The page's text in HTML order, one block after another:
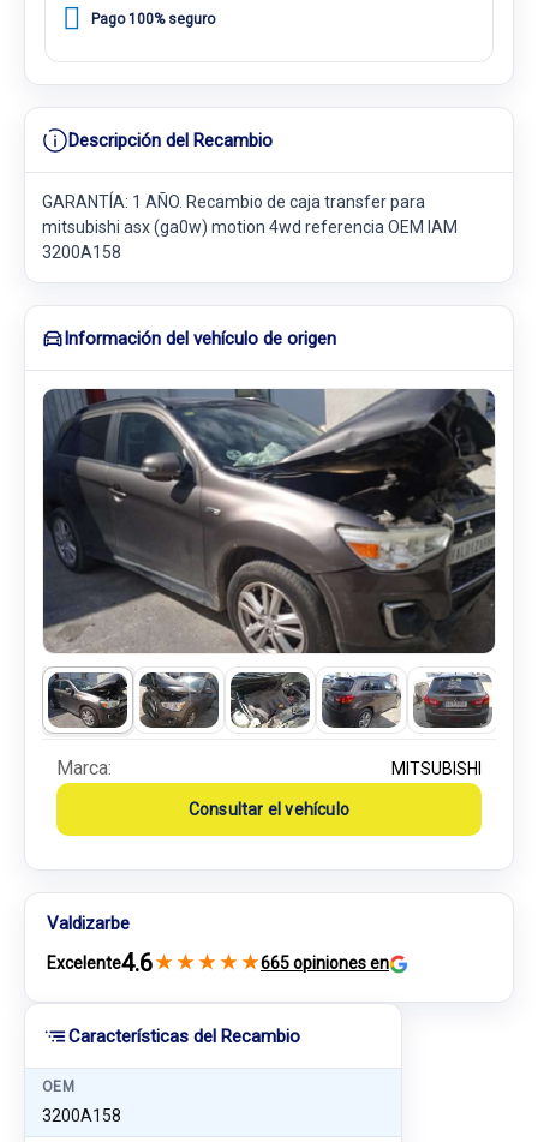
Características del Recambio
OEM
3200A158
Pago 100% seguro
Descripción del Recambio
GARANTÍA: 1 AÑO. Recambio de caja transfer para
mitsubishi asx (ga0w) motion 4wd referencia OEM IAM
3200A158
Información del vehículo de origen
Marca: MITSUBISHI
Consultar el vehículo
Valdizarbe
Excelente4.6★ ★ ★ ★ ★665 opiniones en